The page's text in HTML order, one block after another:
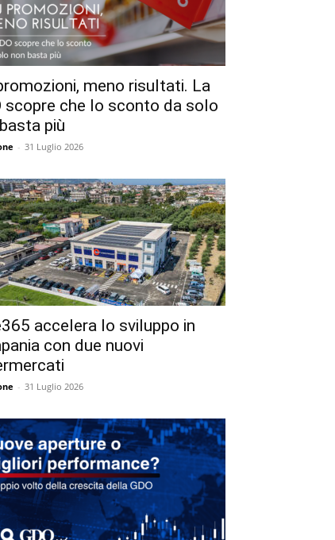
meno risultati. La
scopre che lo sconto da solo
più
- 31 Luglio 2026
accelera lo sviluppo in
con due nuovi
- 31 Luglio 2026